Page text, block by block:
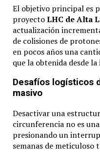
El objetivo principal es
proyectoLHC de Alta
actualización
de colisiones de
en pocos años una
que la obtenida desde
Desafíos logísticos
masivo
Desactivar una
circunferencia no es
presionando un
semanas de meticuloso